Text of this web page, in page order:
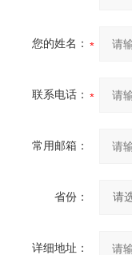
您的姓名：
联系电话：
常用邮箱：
省份：
详细地址：